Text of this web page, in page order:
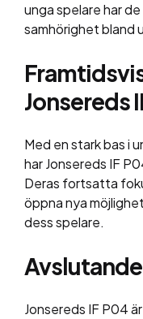
unga spelare har
samhörighet bland
Jonsereds
Med en stark bas i
har Jonsereds IF
Deras fortsatta
öppna nya
dess spelare.
Jonsereds IF P04